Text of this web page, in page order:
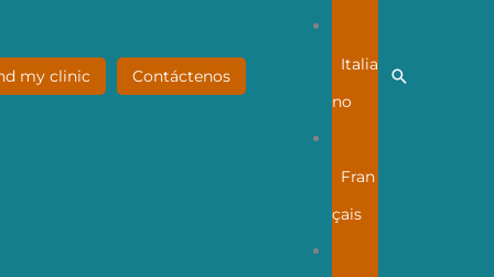
my clinic Contáctenos
Italia
no
Fran
çais
Buscar